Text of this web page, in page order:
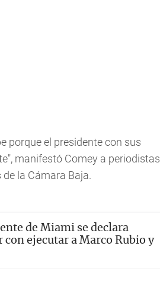
porque el presidente con sus
manifestó Comey a periodistas
la Cámara Baja.
de Miami se declara
con ejecutar a Marco Rubio y